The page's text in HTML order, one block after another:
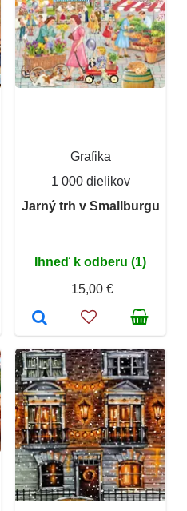
Grafika
1 000 dielikov
Jarný trh v Smallburgu
Ihneď k odberu (1)
15,00 €